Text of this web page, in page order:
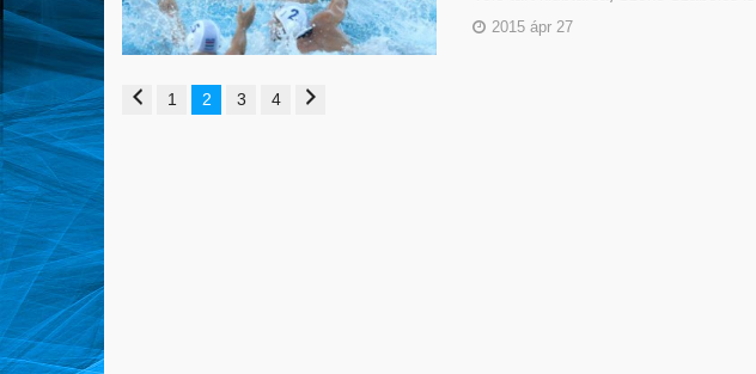
2015 ápr 27
1 2 3 4